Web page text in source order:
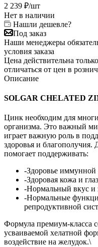
2 239 ₽/шт
Нет в наличии
Нашли дешевле?
Под заказ
Наши менеджеры
условия заказа
Цена действительна
отличаться от цен в
Описание
SOLGAR CHELATED
Цинк необходим для
организма. Это важный
играет важную роль в
здоровья и
помогает поддерживать:
-Здоровье иммунной
-Здоровая кожа и
-Нормальный вкус и
-Нормальные
репродуктивной
Формула премиум-класса
усваиваемой хелатной
воздействие на желудок.\